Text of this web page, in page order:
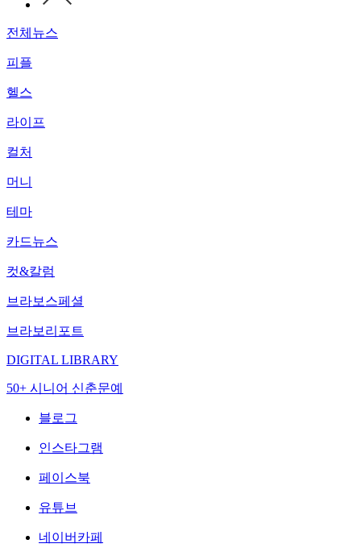
전체뉴스
피플
헬스
라이프
컬처
머니
테마
카드뉴스
컷&칼럼
브라보스페셜
브라보리포트
DIGITAL LIBRARY
50+ 시니어 신춘문예
블로그
인스타그램
페이스북
유튜브
네이버카페